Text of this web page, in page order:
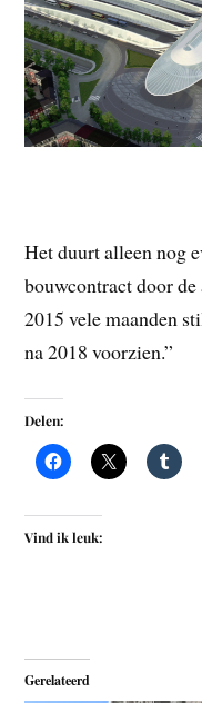
Het duurt alleen nog
bouwcontract door
2015 vele maanden
na 2018 voorzien.”
Delen:
Vind ik leuk:
Gerelateerd